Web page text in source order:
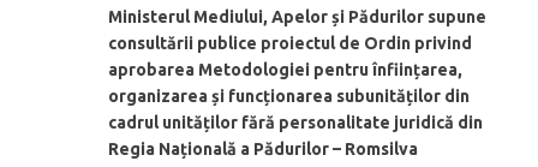
Ministerul Mediului, Apelor și Pădurilor supune
consultării publice proiectul de Ordin privind
aprobarea Metodologiei pentru înființarea,
organizarea și funcționarea subunităților din
cadrul unităților fără personalitate juridică din
Regia Națională a Pădurilor – Romsilva